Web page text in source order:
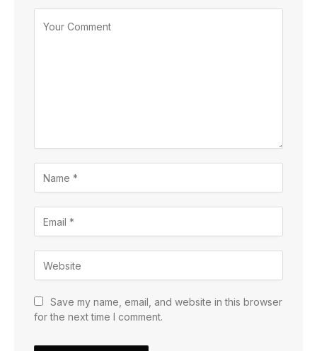
Save my name, email, and website in this browser
for the next time I comment.